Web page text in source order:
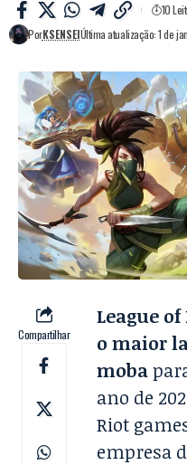
PorKSENSEIÚltima atualização: 1 de
10
Compartilhar
League
o maior
moba
ano de
Riot
empresa